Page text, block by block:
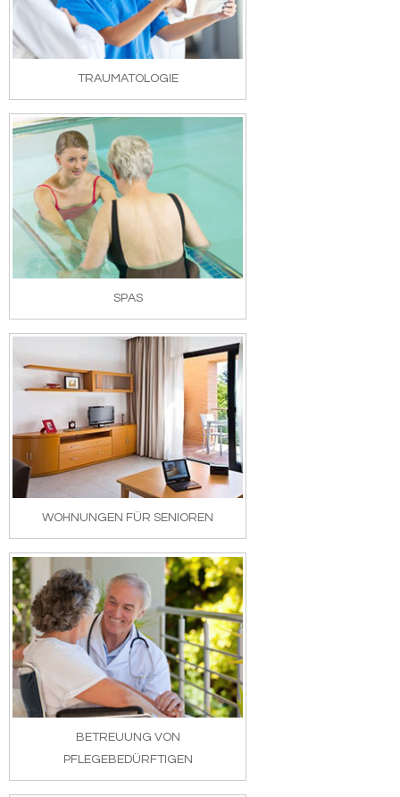
TRAUMATOLOGIE
SPAS
WOHNUNGEN FÜR SENIOREN
BETREUUNG VON
PFLEGEBEDÜRFTIGEN